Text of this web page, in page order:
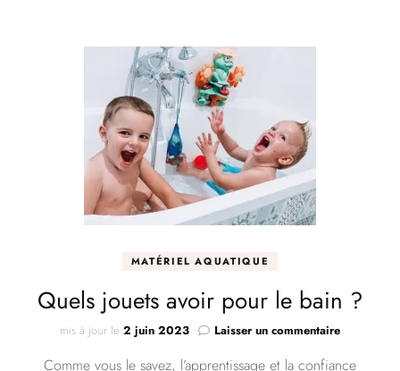
MATÉRIEL AQUATIQUE
Quels jouets avoir pour le bain ?
mis à jour le 2 juin 2023 Laisser un commentairesur
jouets
Comme vous le savez, l’apprentissage et la confiance